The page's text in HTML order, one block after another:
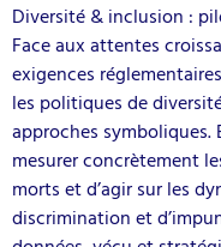
Diversité & inclusion :
Face aux attentes
exigences
les politiques de
approches
mesurer concrètement
morts et d’agir sur les
discrimination et